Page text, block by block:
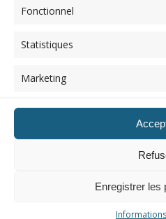
Fonctionnel
Statistiques
Marketing
Enregistrer les
reproduction partielle ou complète
Mentions légales
Qui suis-je ?
ARCHIVES
© 2012 - 2026, Imerod. Tous droits